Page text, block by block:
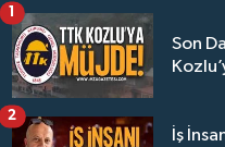
Son
1
İş
2